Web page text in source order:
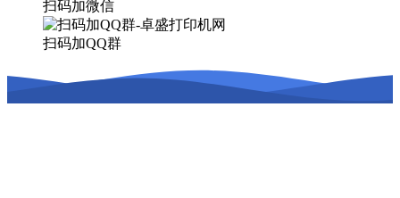
扫码加微信
扫码加QQ群